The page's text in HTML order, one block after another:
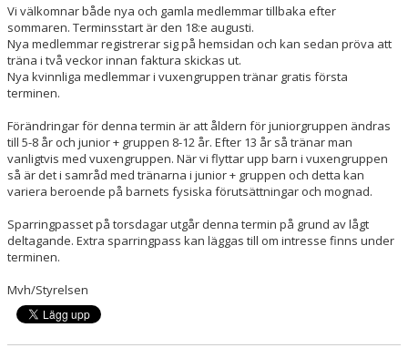
VÅRA INSTRUKTÖRER
LOKALEN
MERCH
KONTAKT
ANMÄLAN
Vi välkomnar både nya och gamla medlemmar tillbaka efter
sommaren. Terminsstart är den 18:e augusti.
Nya medlemmar registrerar sig på hemsidan och kan sedan pröva att
träna i två veckor innan faktura skickas ut.
Nya kvinnliga medlemmar i vuxengruppen tränar gratis första
terminen.
Förändringar för denna termin är att åldern för juniorgruppen ändras
till 5-8 år och junior + gruppen 8-12 år. Efter 13 år så tränar man
vanligtvis med vuxengruppen. När vi flyttar upp barn i vuxengruppen
så är det i samråd med tränarna i junior + gruppen och detta kan
variera beroende på barnets fysiska förutsättningar och mognad.
Sparringpasset på torsdagar utgår denna termin på grund av lågt
deltagande. Extra sparringpass kan läggas till om intresse finns under
terminen.
Mvh/Styrelsen